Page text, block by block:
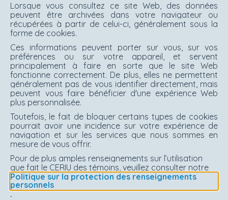
Lorsque vous consultez ce site Web, des données
peuvent être archivées dans votre navigateur ou
récupérées à partir de celui-ci, généralement sous la
forme de cookies.
Ces informations peuvent porter sur vous, sur vos
préférences ou sur votre appareil, et servent
principalement à faire en sorte que le site Web
fonctionne correctement. De plus, elles ne permettent
généralement pas de vous identifier directement, mais
peuvent vous faire bénéficier d'une expérience Web
plus personnalisée.
Toutefois, le fait de bloquer certains types de cookies
pourrait avoir une incidence sur votre expérience de
navigation et sur les services que nous sommes en
mesure de vous offrir.
Pour de plus amples renseignements sur l’utilisation
que fait le CERIU des témoins, veuillez consulter notre
Politique sur la protection des renseignements
personnels
.